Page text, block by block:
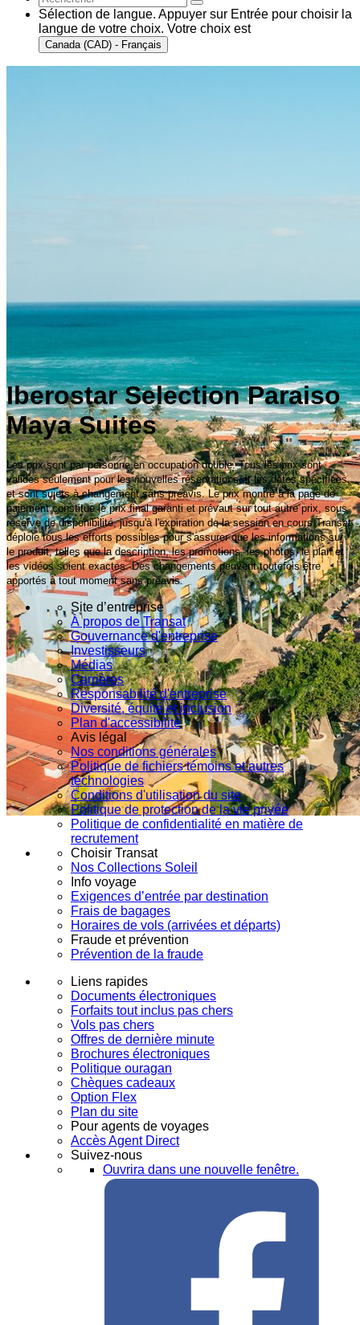
Sélection de langue. Appuyer sur Entrée pour choisir la
langue de votre choix. Votre choix est
Canada (CAD) - Français
Iberostar Selection Paraiso
Maya Suites
Les prix sont par personne en occupation double. Tous les prix sont
valides seulement pour les nouvelles réservations et les dates spécifiées,
et sont sujets à changement sans préavis. Le prix montré à la page de
paiement constitue le prix final garanti et prévaut sur tout autre prix, sous
réserve de disponibilité, jusqu'à l'expiration de la session en cours.Transat
déploie tous les efforts possibles pour s'assurer que les informations sur
le produit, telles que la description, les promotions, les photos, le plan et
les vidéos soient exactes. Des changements peuvent toutefois être
apportés à tout moment sans préavis.
Site d’entreprise
À propos de Transat
Gouvernance d'entreprise
Investisseurs
Médias
Carrières
Responsabilité d'entreprise
Diversité, équité et inclusion
Plan d'accessibilité
Avis légal
Nos conditions générales
Politique de fichiers témoins et autres
technologies
Conditions d'utilisation du site
Politique de protection de la vie privée
Politique de confidentialité en matière de
recrutement
Choisir Transat
Nos Collections Soleil
Info voyage
Exigences d’entrée par destination
Frais de bagages
Horaires de vols (arrivées et départs)
Fraude et prévention
Prévention de la fraude
Liens rapides
Documents électroniques
Forfaits tout inclus pas chers
Vols pas chers
Offres de dernière minute
Brochures électroniques
Politique ouragan
Chèques cadeaux
Option Flex
Plan du site
Pour agents de voyages
Accès Agent Direct
Suivez-nous
Ouvrira dans une nouvelle fenêtre.